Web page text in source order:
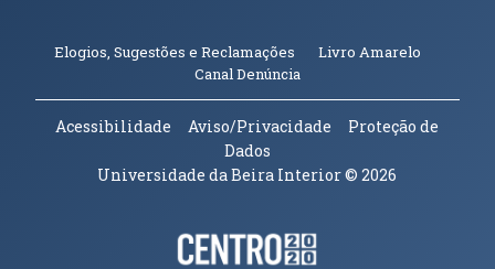
Elogios, Sugestões e Reclamações Livro Amarelo
Canal Denúncia(abre em nova janela)
Acessibilidade Aviso/Privacidade
Proteção de
Dados
Universidade da Beira Interior© 2026
Parceiros e Financiadores